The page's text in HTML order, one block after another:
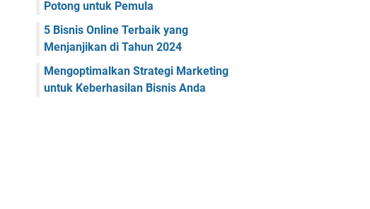
Potong untuk Pemula
5 Bisnis Online Terbaik yang
Menjanjikan di Tahun 2024
Mengoptimalkan Strategi Marketing
untuk Keberhasilan Bisnis Anda